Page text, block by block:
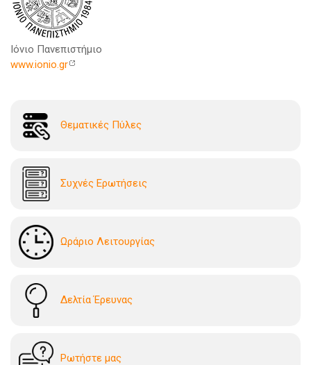
Ιόνιο Πανεπιστήμιο
www.ionio.gr
Θεματικές Πύλες
Συχνές Ερωτήσεις
Ωράριο Λειτουργίας
Δελτία Έρευνας
Ρωτήστε μας